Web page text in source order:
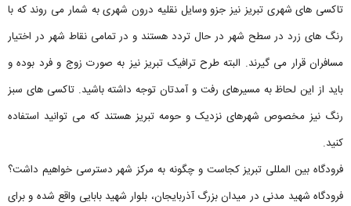
تاکسی های شهری تبریز نیز جزو وسایل نقلیه درون شهری به شمار می روند که با
رنگ های زرد در سطح شهر در حال تردد هستند و در تمامی نقاط شهر در اختیار
مسافران قرار می گیرند. البته طرح ترافیک تبریز نیز به صورت زوج و فرد بوده و
باید از این لحاظ به مسیرهای رفت و آمدتان توجه داشته باشید. تاکسی های سبز
رنگ نیز مخصوص شهرهای نزدیک و حومه تبریز هستند که می توانید استفاده
کنید.
فرودگاه بین المللی تبریز کجاست و چگونه به مرکز شهر دسترسی خواهیم داشت؟
فرودگاه شهید مدنی در میدان بزرگ آذربایجان، بلوار شهید بابایی واقع شده و برای